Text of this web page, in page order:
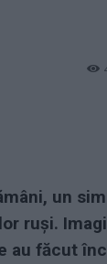
un
ruși.
au făcut